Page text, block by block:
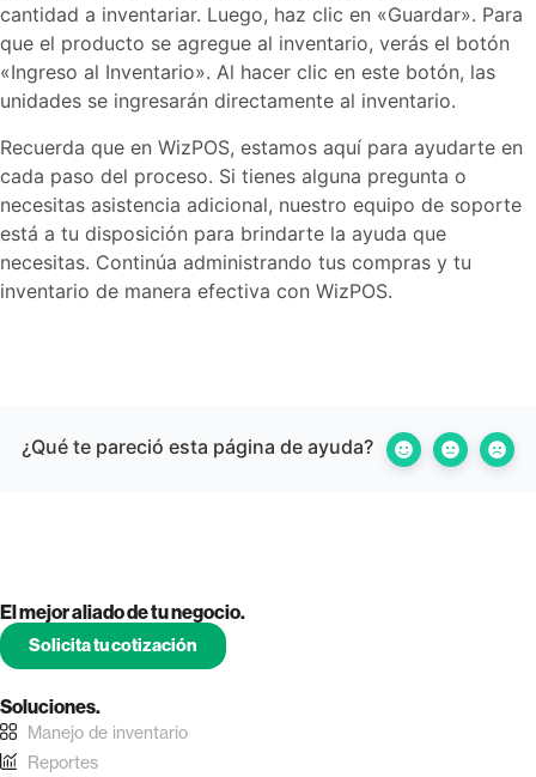
cantidad a inventariar. Luego, haz clic en «Guardar». Para
que el producto se agregue al inventario, verás el botón
«Ingreso al Inventario». Al hacer clic en este botón, las
unidades se ingresarán directamente al inventario.
Recuerda que en WizPOS, estamos aquí para ayudarte en
cada paso del proceso. Si tienes alguna pregunta o
necesitas asistencia adicional, nuestro equipo de soporte
está a tu disposición para brindarte la ayuda que
necesitas. Continúa administrando tus compras y tu
inventario de manera efectiva con WizPOS.
¿Qué te pareció esta página de ayuda?
El mejor aliado de tu negocio.
Solicita tu cotización
Soluciones.
Manejo de inventario
Reportes